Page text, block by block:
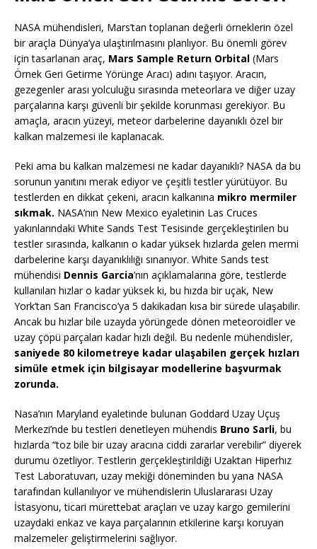
NASA mühendisleri, Mars’tan toplanan değerli örneklerin özel
bir araçla Dünya’ya ulaştırılmasını planlıyor. Bu önemli görev
için tasarlanan araç, Mars Sample Return Orbital (Mars
Örnek Geri Getirme Yörünge Aracı) adını taşıyor. Aracın,
gezegenler arası yolculuğu sırasında meteorlara ve diğer uzay
parçalarına karşı güvenli bir şekilde korunması gerekiyor. Bu
amaçla, aracın yüzeyi, meteor darbelerine dayanıklı özel bir
kalkan malzemesi ile kaplanacak.
Peki ama bu kalkan malzemesi ne kadar dayanıklı? NASA da bu
sorunun yanıtını merak ediyor ve çeşitli testler yürütüyor. Bu
testlerden en dikkat çekeni, aracın kalkanına mikro mermiler
sıkmak. NASA’nın New Mexico eyaletinin Las Cruces
yakınlarındaki White Sands Test Tesisinde gerçekleştirilen bu
testler sırasında, kalkanın o kadar yüksek hızlarda gelen mermi
darbelerine karşı dayanıklılığı sınanıyor. White Sands test
mühendisi Dennis Garcia’nın açıklamalarına göre, testlerde
kullanılan hızlar o kadar yüksek ki, bu hızda bir uçak, New
York’tan San Francisco’ya 5 dakikadan kısa bir sürede ulaşabilir.
Ancak bu hızlar bile uzayda yörüngede dönen meteoroidler ve
uzay çöpü parçaları kadar hızlı değil. Bu nedenle mühendisler,
saniyede 80 kilometreye kadar ulaşabilen gerçek hızları
simüle etmek için bilgisayar modellerine başvurmak
zorunda.
Nasa’nın Maryland eyaletinde bulunan Goddard Uzay Uçuş
Merkezi’nde bu testleri denetleyen mühendis Bruno Sarli, bu
hızlarda “toz bile bir uzay aracına ciddi zararlar verebilir” diyerek
durumu özetliyor. Testlerin gerçekleştirildiği Uzaktan Hiperhız
Test Laboratuvarı, uzay mekiği döneminden bu yana NASA
tarafından kullanılıyor ve mühendislerin Uluslararası Uzay
İstasyonu, ticari mürettebat araçları ve uzay kargo gemilerini
uzaydaki enkaz ve kaya parçalarının etkilerine karşı koruyan
malzemeler geliştirmelerini sağlıyor.